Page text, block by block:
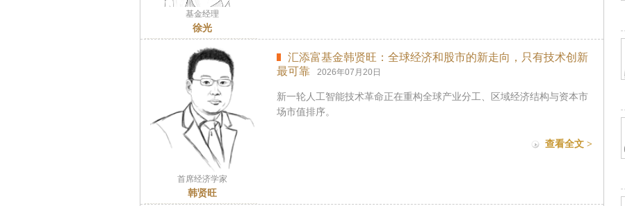
基金经理
徐光
首席经济学家
韩贤旺
汇添富基金韩贤旺：全球经济和股市的新走向，只有技术创新
最可靠
2026年07月20日
新一轮人工智能技术革命正在重构全球产业分工、区域经济结构与资本市
场市值排序。
查看全文 >